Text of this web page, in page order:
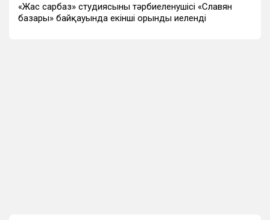
«Жас сарбаз» студиясының тәрбиеленушісі «Славян
базары» байқауында екінші орынды иеленді